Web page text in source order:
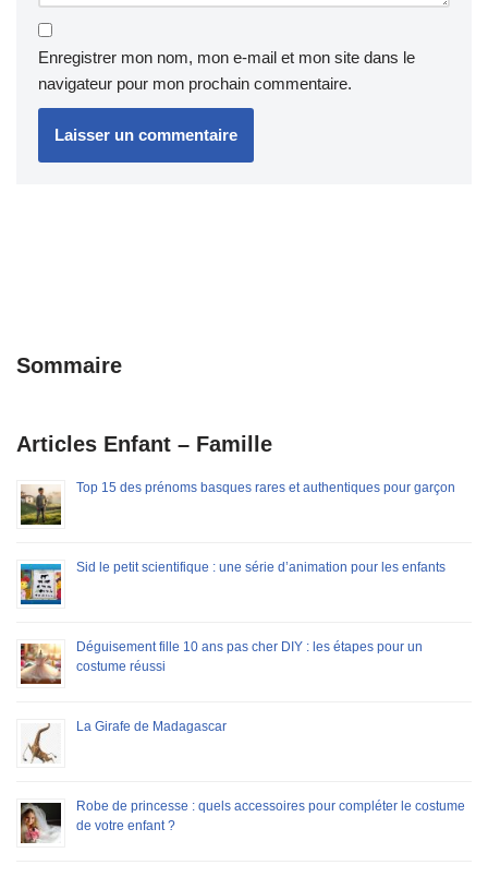
Enregistrer mon nom, mon e-mail et mon site dans le
navigateur pour mon prochain commentaire.
Sommaire
Articles Enfant – Famille
Top 15 des prénoms basques rares et authentiques pour garçon
Sid le petit scientifique : une série d’animation pour les enfants
Déguisement fille 10 ans pas cher DIY : les étapes pour un
costume réussi
La Girafe de Madagascar
Robe de princesse : quels accessoires pour compléter le costume
de votre enfant ?